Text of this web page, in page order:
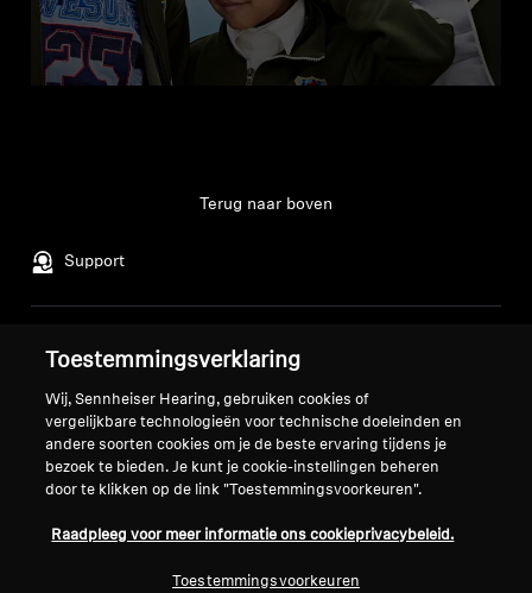
Support
Terug naar boven
Juridische kennisgeving
Herroep overeenkomst
Wereldwijd privacybeleid
Algemene verkoopvoorwaarden
voor online verkoop aan
consumenten
openbaarmaking van
Carrière bij Sonova
Perscontacten
Nieuwskamer
Sennheiser Consumer
merkambassadeurs
Toestemmingsverklaring
Wij, Sennheiser Hearing, gebruiken cookies of
vergelijkbare technologieën voor technische doeleinden en
andere soorten cookies om je de beste ervaring tijdens je
bezoek te bieden. Je kunt je cookie-instellingen beheren
door te klikken op de link "Toestemmingsvoorkeuren".
Raadpleeg voor meer informatie ons cookieprivacybeleid.
Toestemmingsvoorkeuren